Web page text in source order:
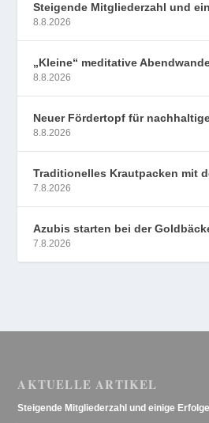
Steigende Mitgliederzahl und
8.8.2026
„Kleine“ meditative
8.8.2026
Neuer Fördertopf für
8.8.2026
Traditionelles Krautpacken mit
7.8.2026
Azubis starten bei der
7.8.2026
AKTUELLE ARTIKEL
Steigende Mitgliederzahl und einige Erfolge